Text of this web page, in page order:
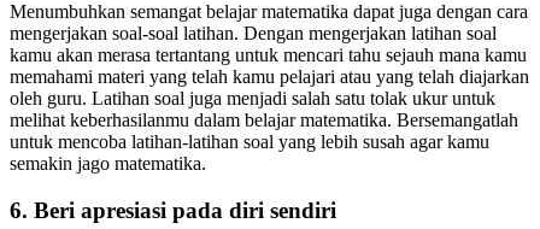
Menumbuhkan semangat belajar matematika dapat juga dengan cara
mengerjakan soal-soal latihan. Dengan mengerjakan latihan soal
kamu akan merasa tertantang untuk mencari tahu sejauh mana kamu
memahami materi yang telah kamu pelajari atau yang telah diajarkan
oleh guru. Latihan soal juga menjadi salah satu tolak ukur untuk
melihat keberhasilanmu dalam belajar matematika. Bersemangatlah
untuk mencoba latihan-latihan soal yang lebih susah agar kamu
semakin jago matematika.
6. Beri apresiasi pada diri sendiri